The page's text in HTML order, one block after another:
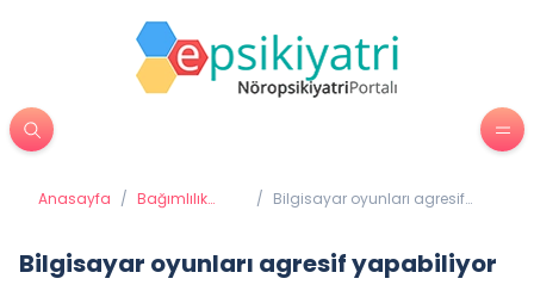
Anasayfa / Bağımlılık
/ Bilgisayar oyunları agresif
Bilgisayar oyunları agresif yapabiliyor